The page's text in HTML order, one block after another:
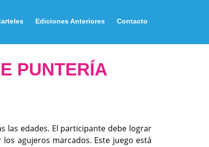
Ediciones Anteriores Contacto
PUNTERÍA
las edades. El participante debe lograr
agujeros marcados. Este juego está